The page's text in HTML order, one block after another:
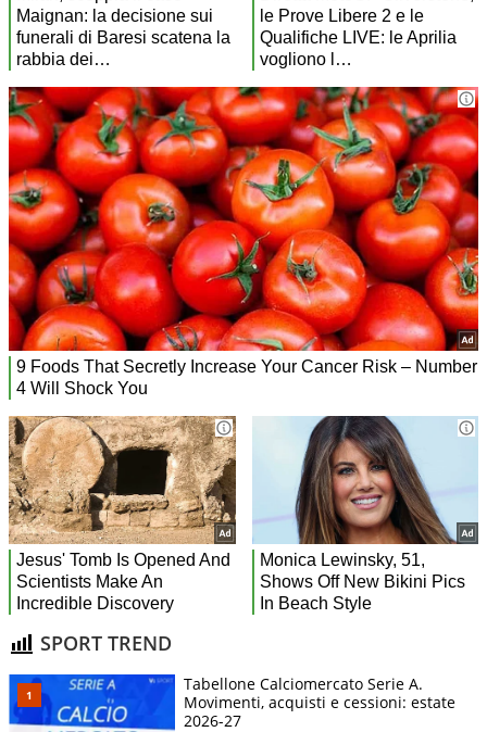
SPORT TREND
Tabellone Calciomercato Serie A.
Movimenti, acquisti e cessioni: estate
2026-27